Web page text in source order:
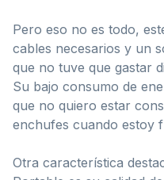
Pero eso no es todo,
cables necesarios y un
que no tuve que gastar
Su bajo consumo de
que no quiero estar
enchufes cuando estoy
Otra característica